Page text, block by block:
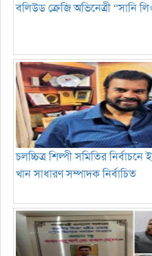
বলিউড ক্রেজি অভিনেত্রী “সানি
চলচ্চিত্র শিল্পী সমিতির
খান সাধারণ সম্পাদক নির্বাচিত